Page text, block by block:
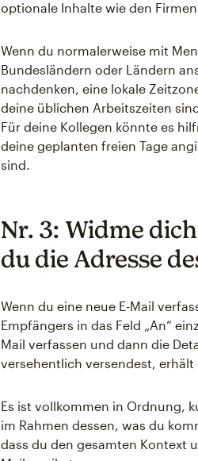
optionale Inhalte wie den
Wenn du normalerweise mit
Bundesländern oder Ländern
nachdenken, eine lokale
deine üblichen Arbeitszeiten
Für deine Kollegen könnte es
deine geplanten freien Tage
sind.
Nr. 3: Widme
du die Adresse
Wenn du eine neue E-Mail
Empfängers in das Feld „An“
Mail verfassen und dann die
versehentlich versendest, erhält
Es ist vollkommen in Ordnung,
im Rahmen dessen, was du
dass du den gesamten Kontext